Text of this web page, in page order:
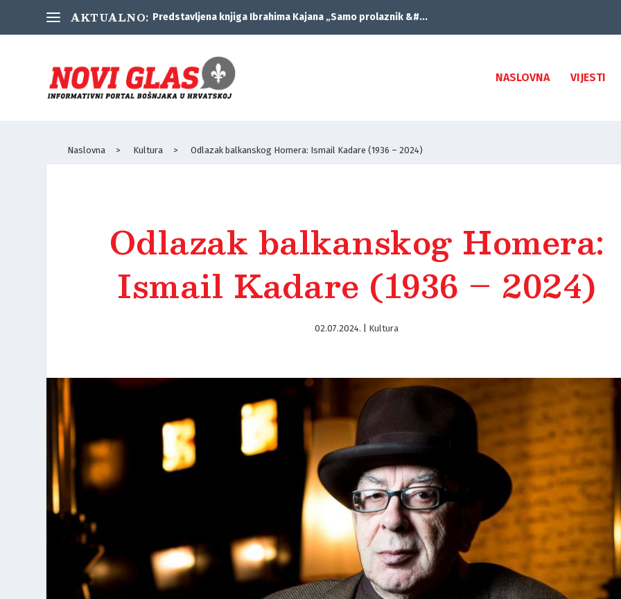
AKTUALNO: Predstavljena knjiga Ibrahima Kajana „Samo prolaznik &#...
NASLOVNA VIJESTI
Naslovna > Kultura > Odlazak balkanskog Homera: Ismail Kadare (1936 – 2024)
Odlazak balkanskog Homera:
Ismail Kadare (1936 – 2024)
02.07.2024. Kultura